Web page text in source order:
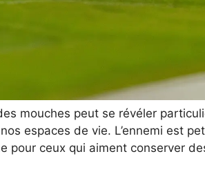
mouches peut se révéler
espaces de vie. L’ennemi est
pour ceux qui aiment conserver